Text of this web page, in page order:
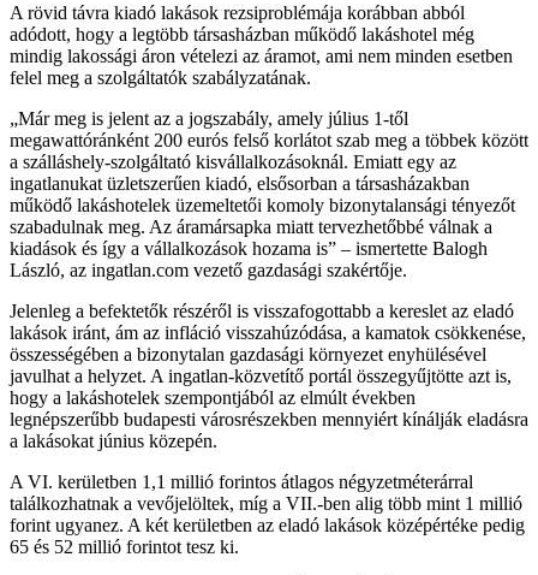
A rövid távra kiadó lakások rezsiproblémája korábban abból
adódott, hogy a legtöbb társasházban működő lakáshotel még
mindig lakossági áron vételezi az áramot, ami nem minden esetben
felel meg a szolgáltatók szabályzatának.
Már meg is jelent az a jogszabály, amely július 1-től
megawattóránként 200 eurós felső korlátot szab meg a többek között
a szálláshely-szolgáltató kisvállalkozásoknál. Emiatt egy az
ingatlanukat üzletszerűen kiadó, elsősorban a társasházakban
működő lakáshotelek üzemeltetői komoly bizonytalansági tényezőt
szabadulnak meg. Az áramársapka miatt tervezhetőbbé válnak a
kiadások és így a vállalkozások hozama is
– ismertette Balogh
László, az ingatlan.com vezető gazdasági szakértője.
Jelenleg a befektetők részéről is visszafogottabb a kereslet az eladó
lakások iránt, ám az infláció visszahúzódása, a kamatok csökkenése,
összességében a bizonytalan gazdasági környezet enyhülésével
javulhat a helyzet. A ingatlan-közvetítő portál összegyűjtötte azt is,
hogy a lakáshotelek szempontjából az elmúlt években
legnépszerűbb budapesti városrészekben mennyiért kínálják eladásra
a lakásokat június közepén.
A VI. kerületben 1,1 millió forintos átlagos négyzetméterárral
találkozhatnak a vevőjelöltek, míg a VII.-ben alig több mint 1 millió
forint ugyanez. A két kerületben az eladó lakások középértéke pedig
65 és 52 millió forintot tesz ki.